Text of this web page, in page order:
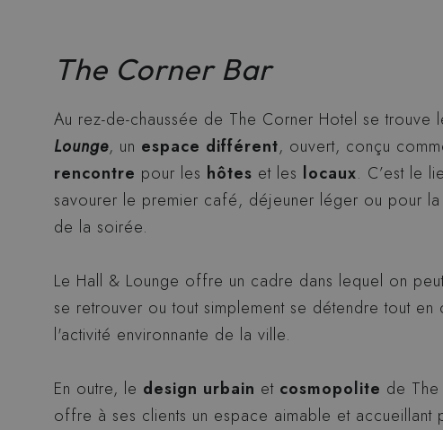
The Corner Bar
Au rez-de-chaussée de The Corner Hotel se trouve
Lounge, un espace différent, ouvert, conçu
rencontre pour les hôtes et les locaux. C’est le
savourer le premier café, déjeuner léger ou pour
de la soirée.
Le Hall & Lounge offre un cadre dans lequel on
se retrouver ou tout simplement se détendre tout en
l'activité environnante de la ville.
En outre, le design urbain et cosmopolite de
offre à ses clients un espace aimable et accueillant